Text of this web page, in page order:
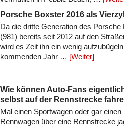
Porsche Boxster 2016 als
Da die dritte Generation des Porsche
(981) bereits seit 2012 auf den
wird es Zeit ihn ein wenig
kommenden Jahr … [Weiter]
Wie können Auto-Fans
selbst auf der Rennstrecke
Mal einen Sportwagen oder gar einen
Rennwagen über eine Rennstrecke